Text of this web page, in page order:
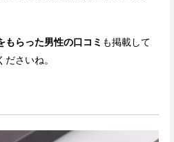
もらった男性の口コミ も掲載して
さいね。